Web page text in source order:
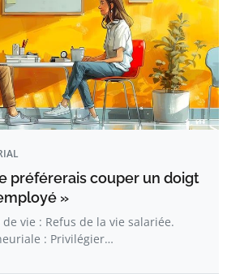
préférerais couper un doigt
»
de vie : Refus de la vie salariée.
: Privilégier…